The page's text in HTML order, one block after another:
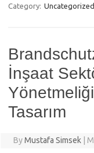
Category: Uncategorized
İnşaat
Tasarım
ByMustafa Simsek